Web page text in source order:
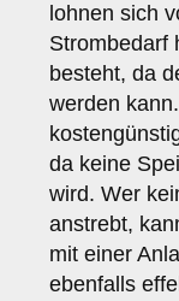
lohnen sich
Strombedarf
besteht, da
werden
da keine
wird. Wer
anstrebt,
mit einer
ebenfalls